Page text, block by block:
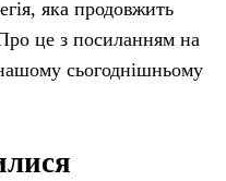
яка продовжить
це з посиланням на
сьогоднішньому